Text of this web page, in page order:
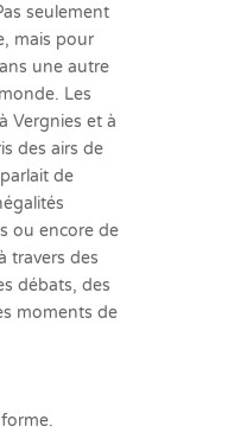
seulement
mais pour
une autre
Les
Vergnies et à
des airs de
de
ou encore de
travers des
débats, des
moments de